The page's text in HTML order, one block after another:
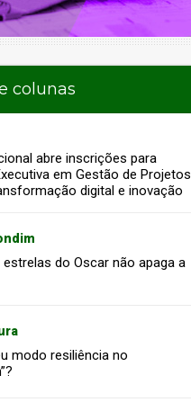
colunas
abre inscrições para
em Gestão de Projetos
digital e inovação
estrelas do Oscar não apaga a
modo resiliência no